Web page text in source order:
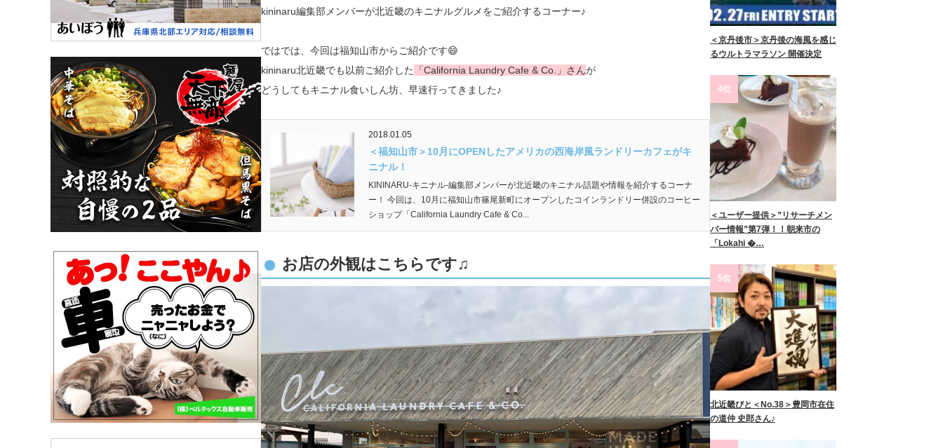
kininaru編集部メンバーが北近畿のキニナルグルメをご紹介するコーナー♪
ではでは、今回は福知山市からご紹介です😄
kininaru北近畿でも以前ご紹介した
「California Laundry Cafe & Co.」さんが
どうしてもキニナル食いしん坊、早速行ってきました♪
2018.01.05
＜福知山市＞10月にOPENしたアメリカの西海岸風ランドリーカフェがキ
ニナル！
KININARU-キニナル-編集部メンバーが北近畿のキニナル話題や情報を紹介するコーナ
ー！ 今回は、10月に福知山市篠尾新町にオープンしたコインランドリー併設のコーヒー
ショップ「California Laundry Cafe & Co...
お店の外観はこちらです♫
＜京丹後市＞京丹後の海風を感じ
るウルトラマラソン 開催決定
4位
＜ユーザー提供＞”リサーチメン
バー情報”第7弾！！朝来市の
「Lokahi �…
5位
北近畿びと＜No.38＞豊岡市在住
の道仲 史郎さん♪